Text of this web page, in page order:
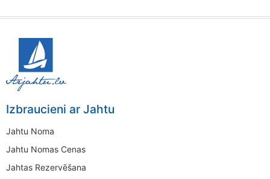
Izbraucieni ar Jahtu
Jahtu Noma
Jahtu Nomas Cenas
Jahtas Rezervēšana